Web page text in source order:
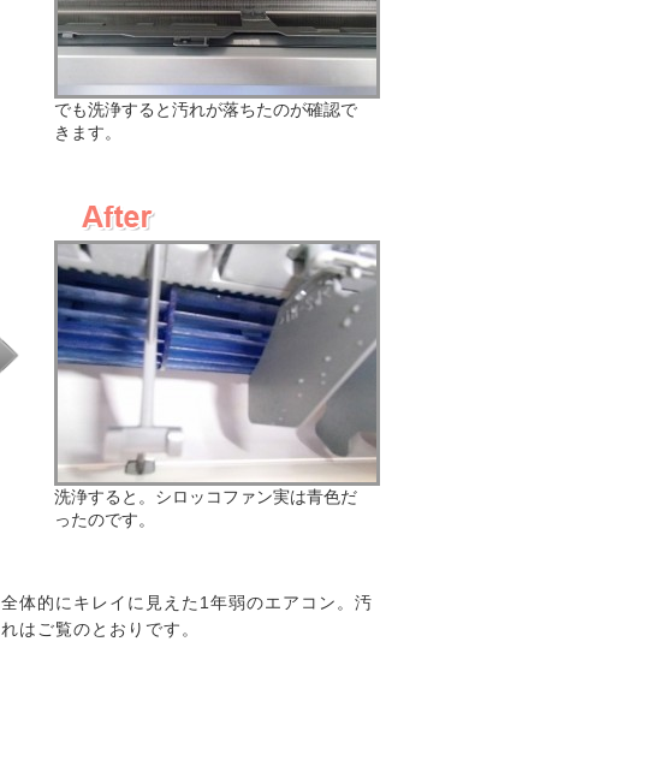
でも洗浄すると汚れが落ちたのが確認で
きます。
洗浄すると。シロッコファン実は青色だ
ったのです。
全体的にキレイに見えた1年弱のエアコン。汚
れはご覧のとおりです。